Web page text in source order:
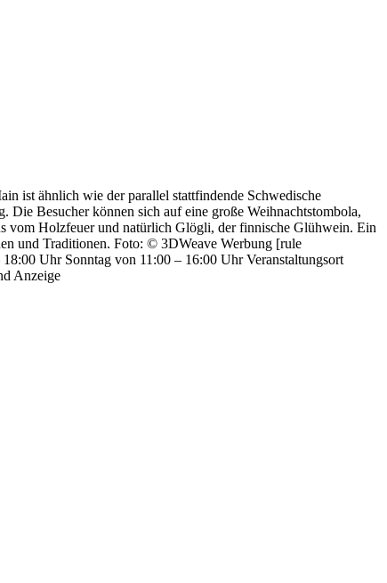
ist ähnlich wie der parallel stattfindende Schwedische
Besucher können sich auf eine große Weihnachtstombola,
vom Holzfeuer und natürlich Glögli, der finnische Glühwein. Ein
und Traditionen. Foto: © 3DWeave Werbung [rule
Uhr Sonntag von 11:00 – 16:00 Uhr Veranstaltungsort
Anzeige